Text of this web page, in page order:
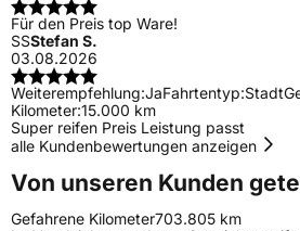
Für den Preis top Ware!
SSStefan S.
03.08.2026
Weiterempfehlung:JaFahrtentyp:Stadt
Kilometer:15.000 km
Super reifen Preis Leistung passt
alle Kundenbewertungen anzeigen
Von unseren Kunden
Gefahrene Kilometer703.805 km